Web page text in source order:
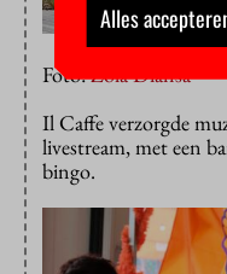
Foto:Zola Diansa
Il Caffe verzorgde
livestream, met een
bingo.
Alles